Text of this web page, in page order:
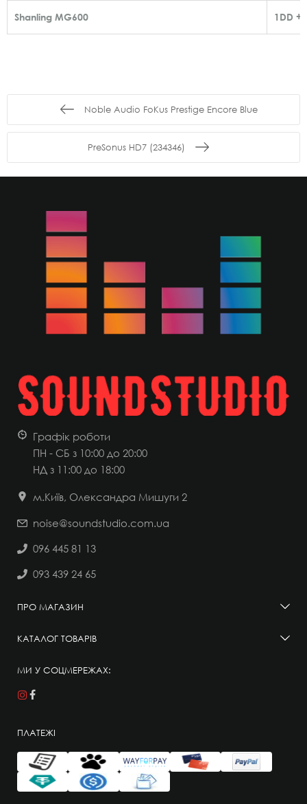
Shanling MG600 1DD +
Noble Audio FoKus Prestige Encore Blue
PreSonus HD7 (234346)
Графік роботи
ПН - СБ з 10:00 до 20:00
НД з 11:00 до 18:00
м.Київ, Олександра Мишуги 2
noise@soundstudio.com.ua
096 445 81 13
093 439 24 65
ПРО МАГАЗИН
КАТАЛОГ ТОВАРІВ
МИ У СОЦМЕРЕЖАХ:
ПЛАТЕЖІ